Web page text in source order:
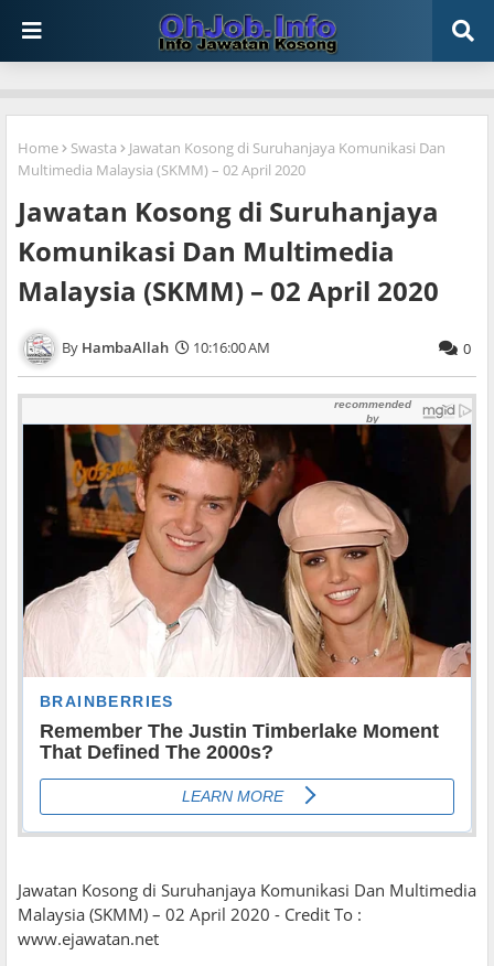
Home Swasta
Jawatan Kosong di Suruhanjaya Komunikasi Dan
Multimedia Malaysia (SKMM) – 02 April 2020
Jawatan Kosong di Suruhanjaya
Komunikasi Dan Multimedia
Malaysia (SKMM) – 02 April 2020
HambaAllah 10:16:00 AM 0
Jawatan Kosong di Suruhanjaya Komunikasi Dan Multimedia
Malaysia (SKMM) – 02 April 2020 - Credit To :
www.ejawatan.net